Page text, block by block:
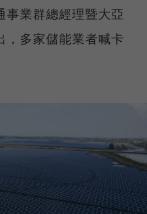
事業群總經理暨大亞
，多家儲能業者喊卡